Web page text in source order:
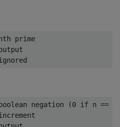
prime
negation (0 if n == 1,